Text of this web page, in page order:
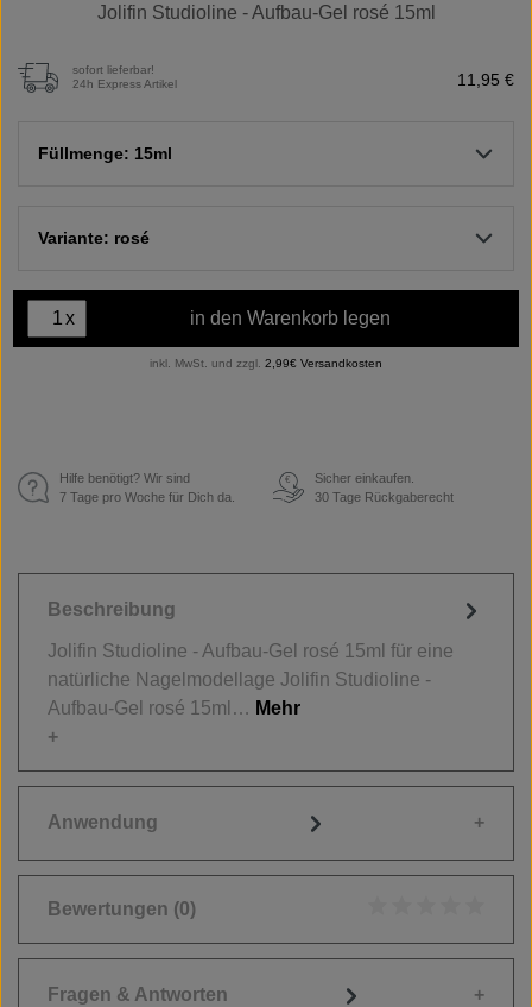
Jolifin Studioline - Aufbau-Gel rosé 15ml
sofort lieferbar!
24h Express Artikel
11,95 €
Füllmenge: 15ml
Variante: rosé
x in den Warenkorb legen
inkl. MwSt. und zzgl. 2,99€ Versandkosten
Hilfe benötigt? Wir sind
7 Tage pro Woche für Dich da.
€
Sicher einkaufen.
30 Tage Rückgaberecht
Beschreibung
Jolifin Studioline - Aufbau-Gel rosé 15ml für eine
natürliche Nagelmodellage Jolifin Studioline -
Aufbau-Gel rosé 15ml… Mehr
Anwendung
Bewertungen (0)
Fragen & Antworten